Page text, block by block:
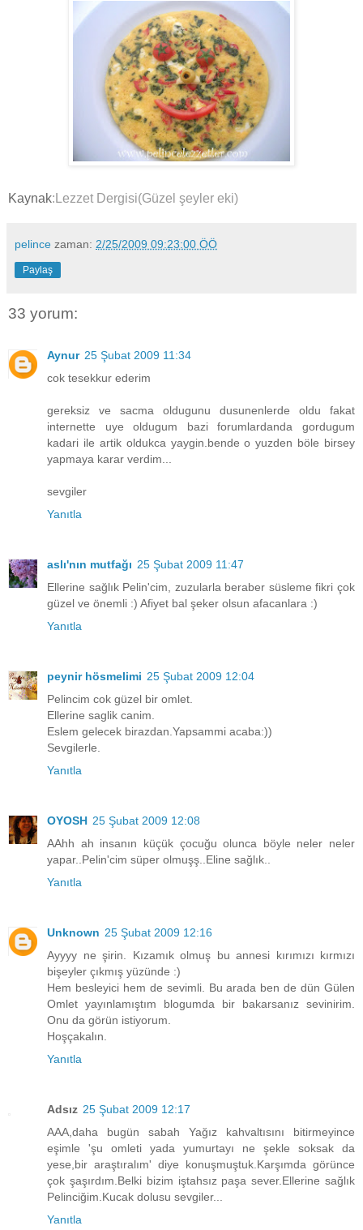
Kaynak:Lezzet Dergisi(Güzel şeyler eki)
pelince zaman: 2/25/2009 09:23:00 ÖÖ
Paylaş
33 yorum:
Aynur 25 Şubat 2009 11:34
cok tesekkur ederim
gereksiz ve sacma oldugunu dusunenlerde oldu fakat
internette uye oldugum bazi forumlardanda gordugum
kadari ile artik oldukca yaygin.bende o yuzden böle birsey
yapmaya karar verdim...
sevgiler
Yanıtla
aslı'nın mutfağı 25 Şubat 2009 11:47
Ellerine sağlık Pelin'cim, zuzularla beraber süsleme fikri çok
güzel ve önemli :) Afiyet bal şeker olsun afacanlara :)
Yanıtla
peynir hösmelimi 25 Şubat 2009 12:04
Pelincim cok güzel bir omlet.
Ellerine saglik canim.
Eslem gelecek birazdan.Yapsammi acaba:))
Sevgilerle.
Yanıtla
OYOSH 25 Şubat 2009 12:08
AAhh ah insanın küçük çocuğu olunca böyle neler neler
yapar..Pelin'cim süper olmuşş..Eline sağlık..
Yanıtla
Unknown 25 Şubat 2009 12:16
Ayyyy ne şirin. Kızamık olmuş bu annesi kırımızı kırmızı
bişeyler çıkmış yüzünde :)
Hem besleyici hem de sevimli. Bu arada ben de dün Gülen
Omlet yayınlamıştım blogumda bir bakarsanız sevinirim.
Onu da görün istiyorum.
Hoşçakalın.
Yanıtla
Adsız 25 Şubat 2009 12:17
AAA,daha bugün sabah Yağız kahvaltısını bitirmeyince
eşimle 'şu omleti yada yumurtayı ne şekle soksak da
yese,bir araştıralım' diye konuşmuştuk.Karşımda görünce
çok şaşırdım.Belki bizim iştahsız paşa sever.Ellerine sağlık
Pelinciğim.Kucak dolusu sevgiler...
Yanıtla